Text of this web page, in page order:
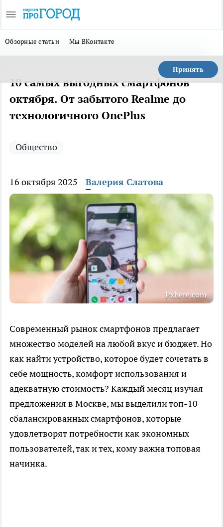
Обзорные статьи Мы ВКонтакте
Принять
10 самых выгодных смартфонов
октября. От забытого Realme до
технологичного OnePlus
Общество
16 октября 2025 Валерия Слатова
Pxhere.com
Современный рынок смартфонов предлагает
множество моделей на любой вкус и бюджет. Но
как найти устройство, которое будет сочетать в
себе мощность, комфорт использования и
адекватную стоимость? Каждый месяц изучая
предложения в Москве, мы выделили топ-10
сбалансированных смартфонов, которые
удовлетворят потребности как экономных
пользователей, так и тех, кому важна топовая
начинка.